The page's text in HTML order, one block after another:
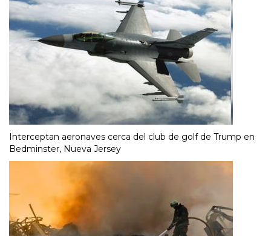
Interceptan aeronaves cerca del club de golf de Trump en
Bedminster, Nueva Jersey